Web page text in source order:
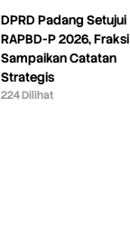
DPRD Padang Setujui
RAPBD-P 2026, Fraksi
Sampaikan Catatan
Strategis
224 Dilihat